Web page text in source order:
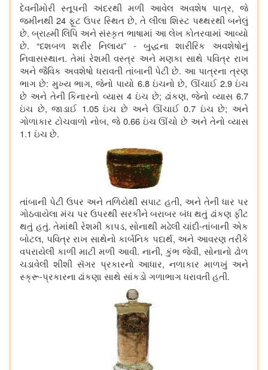
દેવનીમોરી સ્તૂપની અંદરથી મળી આવેલ અવશેષ પાત્ર,
જે
જમીનથી 24 ફૂટ ઉપર સ્થિત છે, તે લીલા શિસ્ટ પથ્થરથી બનેલું
છે.બ્રાહ્મી લિપિ અને સંસ્કૃત ભાષામાં આ લેખ કોતરવામાં આવ્યો
છે. “દશબળ શરીર નિલાય” -
બુદ્ધના શારીરિક અવશેષોનું
નિવાસસ્થાન.તેમાં રેશમી વસ્ત્ર અને મણકા સાથે પવિત્ર રાખ
અને જૈવિક અવશેષો ધરાવતી તાંબાની પેટી છે.આ પાત્રના ત્રણ
ભાગ છે: મુખ્ય ભાગ,જેનો પાયો 6.8 ઇંચનો છે, ઊંચાઈ 2.9ઇંચ
છે અને તેની કિનારનો વ્યાસ4 ઇંચ છે; ઢાંકણ,જેનો વ્યાસ6.7
ઇંચ છે,જાડાઈ 1.05ઇંચ છે અને ઊંચાઈ0.7 ઇંચ છે;અને
ગોળાકાર ટોચવાળો નોબ, જે 0.66 ઇંચ ઊંચો છે અને તેનો વ્યાસ
1.1 ઇંચ છે.
તાંબાની પેટી ઉપર અને તળિયેથી સપાટ હતી, અને તેની ધાર પર
ગોઠવાયેલા મંચ પર ઉપરથી સરકીને બરાબર બંધ થતું ઢાંકણ ફીટ
થતું હતું.તેમાંથી રેશમી કાપડ,સોનાથી મઢેલી ચાંદી-તાંબાની એક
બોટલ, પવિત્ર રાખ સાથેનો કાર્બનિક પદાર્થ, અને આવરણ તરીકે
વપરાયેલી કાળી માટી મળી આવી. નાની, કુંભ જેવી, સોનાનો ઢોળ
ચડાવેલી શીશી સૅગર પ્રકારનો આધાર,નળાકાર માળખું અને
સ્ક્રૂ-પ્રકારના ઢાંકણા સાથે સાંકડો ગળાભાગ ધરાવતી હતી.